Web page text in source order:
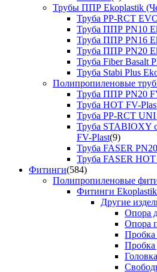
Трубы ППР Ekoplastik
Труба PP-RCT
Труба ППР PN10
Труба ППР PN16
Труба ППР PN20
Труба Fiber Basalt
Труба Stabi Plus
Полипропиленовые
Труба ППР PN20
Труба HOT FV-
Труба PP-RCT
Труба STABIOXY
FV-Plast(9)
Труба FASER
Труба FASER
Фитинги(584)
Полипропиленовые
Фитинги
Другие
Опора
Опора
Пробка
Пробка